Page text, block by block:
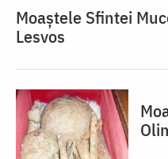
Moaștele Sfintei
Lesvos